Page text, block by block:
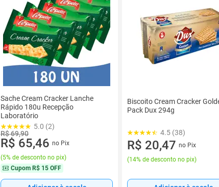
Sache Cream Cracker Lanche
Rápido 180u Recepção
Laboratório
5.0 (2)
R$ 69,90
R$ 65,46 no Pix
(5% de desconto no pix)
Cupom R$ 15 OFF
Biscoito Cream Cracker
Pack Dux 294g
4.5 (38)
R$ 20,47 no Pix
(14% de desconto no pix)